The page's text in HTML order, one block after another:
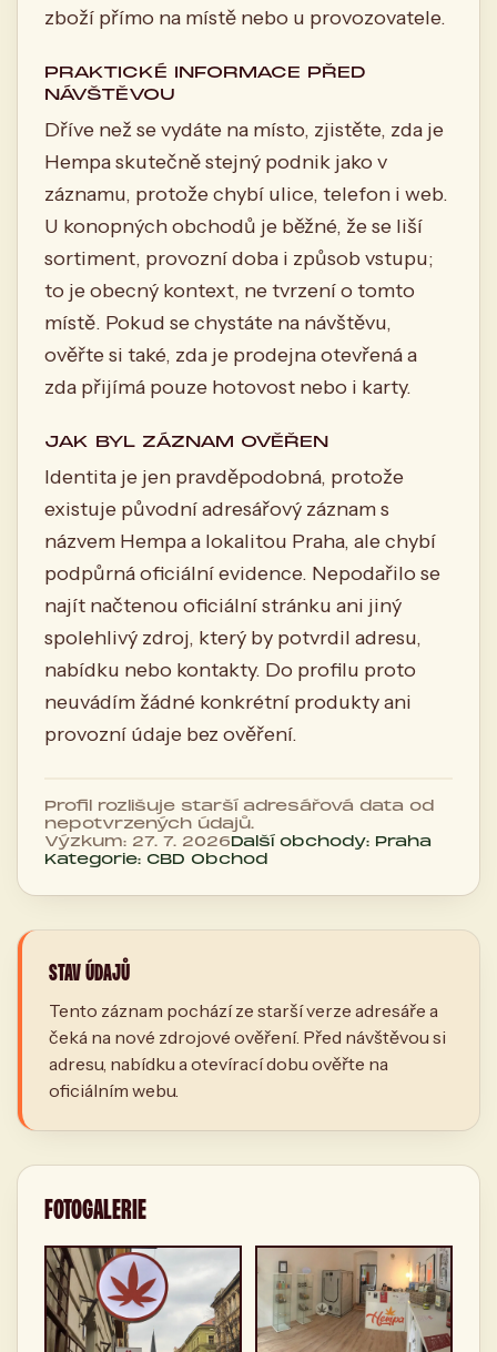
zboží přímo na místě nebo u provozovatele.
PRAKTICKÉ INFORMACE PŘED
NÁVŠTĚVOU
Dříve než se vydáte na místo, zjistěte, zda je
Hempa skutečně stejný podnik jako v
záznamu, protože chybí ulice, telefon i web.
U konopných obchodů je běžné, že se liší
sortiment, provozní doba i způsob vstupu;
to je obecný kontext, ne tvrzení o tomto
místě. Pokud se chystáte na návštěvu,
ověřte si také, zda je prodejna otevřená a
zda přijímá pouze hotovost nebo i karty.
JAK BYL ZÁZNAM OVĚŘEN
Identita je jen pravděpodobná, protože
existuje původní adresářový záznam s
názvem Hempa a lokalitou Praha, ale chybí
podpůrná oficiální evidence. Nepodařilo se
najít načtenou oficiální stránku ani jiný
spolehlivý zdroj, který by potvrdil adresu,
nabídku nebo kontakty. Do profilu proto
neuvádím žádné konkrétní produkty ani
provozní údaje bez ověření.
Profil rozlišuje starší adresářová data od
nepotvrzených údajů.
Výzkum: 27. 7. 2026Další obchody: Praha
Kategorie: CBD Obchod
STAV ÚDAJŮ
Tento záznam pochází ze starší verze adresáře a
čeká na nové zdrojové ověření. Před návštěvou si
adresu, nabídku a otevírací dobu ověřte na
oficiálním webu.
FOTOGALERIE